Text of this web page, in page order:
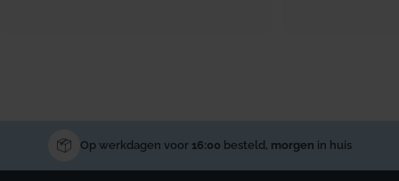
Op werkdagen voor 16:00 besteld, morgen in huis